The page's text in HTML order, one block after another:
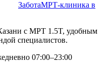
ЗаботаМРТ‑клиника в
с МРТ 1.5T, удобным
специалистов.
07:00–23:00